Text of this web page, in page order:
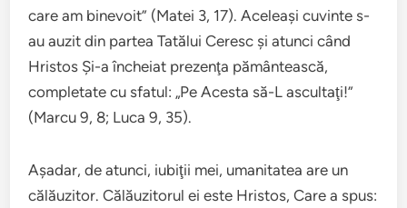
care am binevoit” (Matei 3, 17). Aceleaşi cuvinte s-
au auzit din partea Tatălui Ceresc şi atunci când
Hristos Şi-a încheiat prezenţa pământească,
completate cu sfatul: „Pe Acesta să-L ascultaţi!”
(Marcu 9, 8; Luca 9, 35).
Aşadar, de atunci, iubiţii mei, umanitatea are un
călăuzitor. Călăuzitorul ei este Hristos, Care a spus: